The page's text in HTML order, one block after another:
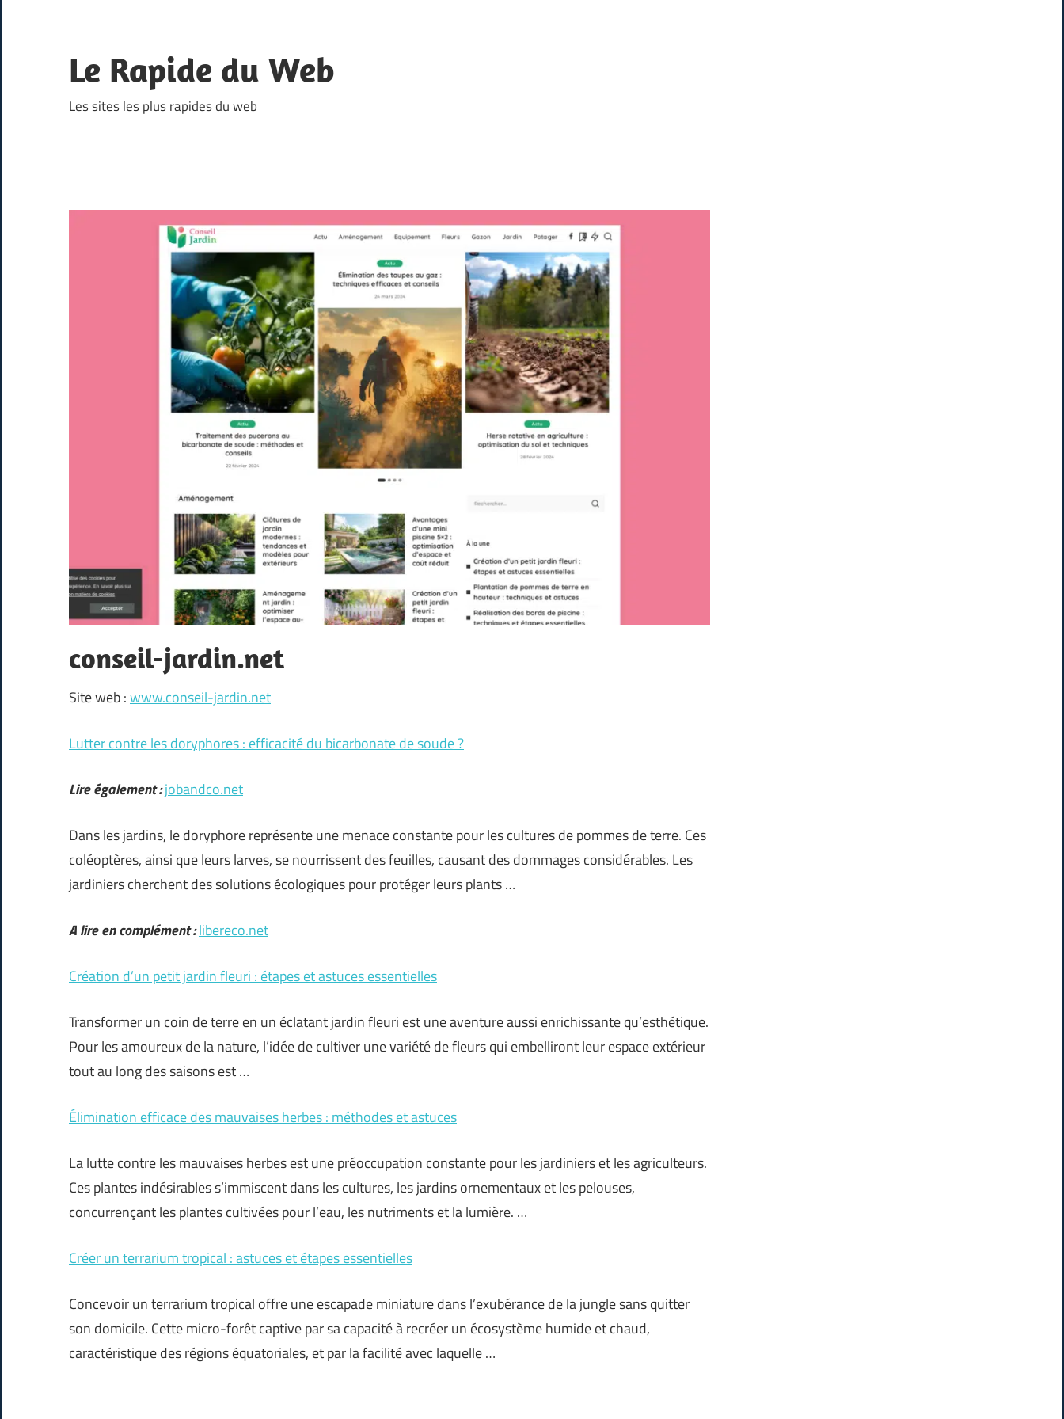
content
Le Rapide du Web
Les sites les plus rapides du web
conseil-jardin.net
Site web :www.conseil-jardin.net
Lutter contre les doryphores : efficacité du bicarbonate de soude ?
Lire également :jobandco.net
Dans les jardins, le doryphore représente une menace constante pour les cultures de pommes de terre. Ces
coléoptères, ainsi que leurs larves, se nourrissent des feuilles, causant des dommages considérables. Les
jardiniers cherchent des solutions écologiques pour protéger leurs plants …
A lire en complément :libereco.net
Création d’un petit jardin fleuri : étapes et astuces essentielles
Transformer un coin de terre en un éclatant jardin fleuri est une aventure aussi enrichissante qu’esthétique.
Pour les amoureux de la nature, l’idée de cultiver une variété de fleurs qui embelliront leur espace extérieur
tout au long des saisons est …
Élimination efficace des mauvaises herbes : méthodes et astuces
La lutte contre les mauvaises herbes est une préoccupation constante pour les jardiniers et les agriculteurs.
Ces plantes indésirables s’immiscent dans les cultures, les jardins ornementaux et les pelouses,
concurrençant les plantes cultivées pour l’eau, les nutriments et la lumière. …
Créer un terrarium tropical : astuces et étapes essentielles
Concevoir un terrarium tropical offre une escapade miniature dans l’exubérance de la jungle sans quitter
son domicile. Cette micro-forêt captive par sa capacité à recréer un écosystème humide et chaud,
caractéristique des régions équatoriales, et par la facilité avec laquelle …